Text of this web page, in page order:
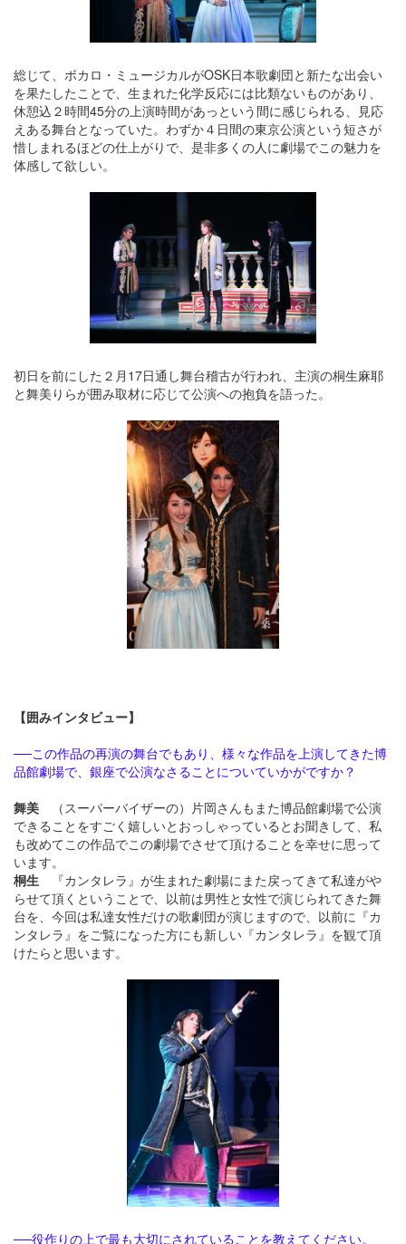
総じて、ボカロ・ミュージカルがOSK日本歌劇団と新たな出会い
を果たしたことで、生まれた化学反応には比類ないものがあり、
休憩込２時間45分の上演時間があっという間に感じられる、見応
えある舞台となっていた。わずか４日間の東京公演という短さが
惜しまれるほどの仕上がりで、是非多くの人に劇場でこの魅力を
体感して欲しい。
初日を前にした２月17日通し舞台稽古が行われ、主演の桐生麻耶
と舞美りらが囲み取材に応じて公演への抱負を語った。
【囲みインタビュー】
──この作品の再演の舞台でもあり、様々な作品を上演してきた博
品館劇場で、銀座で公演なさることについていかがですか？
舞美 （スーパーバイザーの）片岡さんもまた博品館劇場で公演
できることをすごく嬉しいとおっしゃっているとお聞きして、私
も改めてこの作品でこの劇場でさせて頂けることを幸せに思って
います。
桐生
『カンタレラ』が生まれた劇場にまた戻ってきて私達がや
らせて頂くということで、以前は男性と女性で演じられてきた舞
台を、今回は私達女性だけの歌劇団が演じますので、以前に『カ
ンタレラ』をご覧になった方にも新しい『カンタレラ』を観て頂
けたらと思います。
──役作りの上で最も大切にされていることを教えてください。